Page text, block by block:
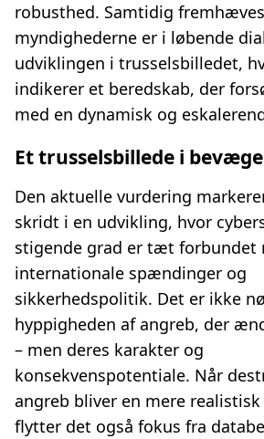
robusthed. Samtidig
myndighederne er i løbende
udviklingen i trusselsbilledet,
indikerer et beredskab, der
med en dynamisk og
Et trusselsbillede i
Den aktuelle vurdering
skridt i en udvikling, hvor
stigende grad er tæt forbundet
internationale spændinger og
sikkerhedspolitik. Det er ikke
hyppigheden af angreb, der
– men deres karakter og
konsekvenspotentiale. Når
angreb bliver en mere
flytter det også fokus fra